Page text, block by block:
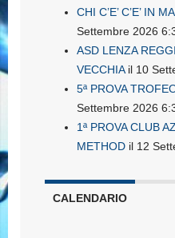
CHI C’E’ C’E’ IN
Settembre 2026
ASD LENZA
VECCHIAil 10
5ª PROVA
Settembre 2026
1ª PROVA CLUB
METHOD il 12
CALENDARIO